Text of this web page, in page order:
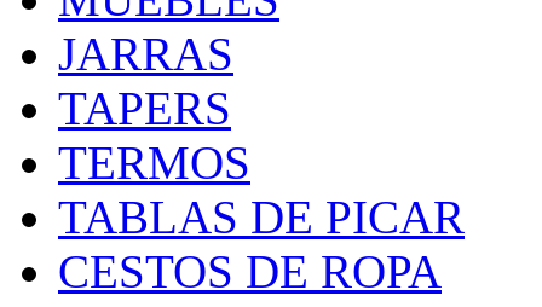
JARRAS
TAPERS
TERMOS
TABLAS DE PICAR
CESTOS DE ROPA